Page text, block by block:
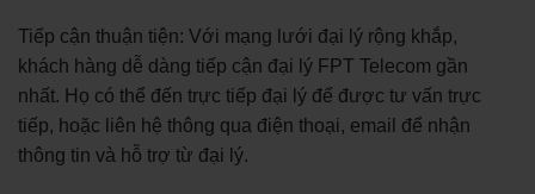
Tiếp cận thuận tiện: Với mạng lưới đại lý rộng khắp,
khách hàng dễ dàng tiếp cận đại lý FPT Telecom gần
nhất. Họ có thể đến trực tiếp đại lý để được tư vấn trực
tiếp, hoặc liên hệ thông qua điện thoại, email để nhận
thông tin và hỗ trợ từ đại lý.